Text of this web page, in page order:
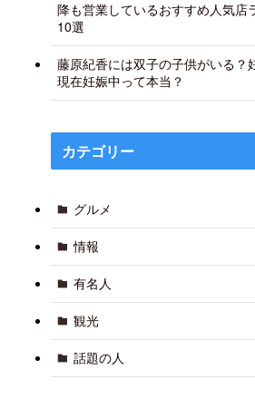
降も営業しているおすすめ人気店
10選
藤原紀香には双子の子供がいる？
現在妊娠中って本当？
カテゴリー
グルメ
情報
有名人
観光
話題の人